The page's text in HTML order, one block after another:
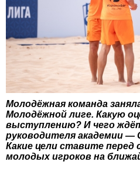
Молодёжная команда
Молодёжной лиге. Какую
выступлению? И чего
руководителя академии —
Какие цели ставите
молодых игроков на